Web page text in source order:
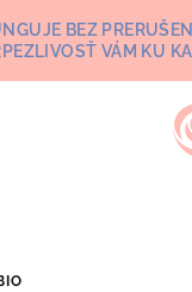
BEZ
VÁM KU